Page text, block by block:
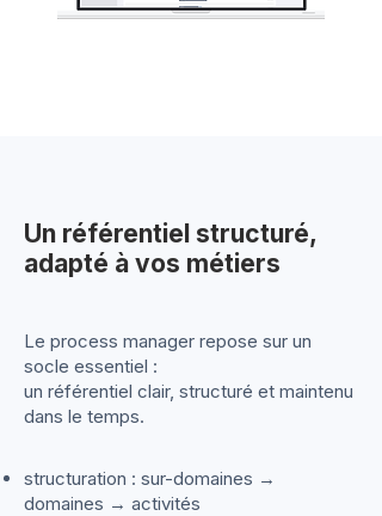
Un référentiel structuré,
adapté à vos métiers
Le process manager repose sur un
socle essentiel :
un référentiel clair, structuré et maintenu
dans le temps.
structuration : sur-domaines →
domaines → activités